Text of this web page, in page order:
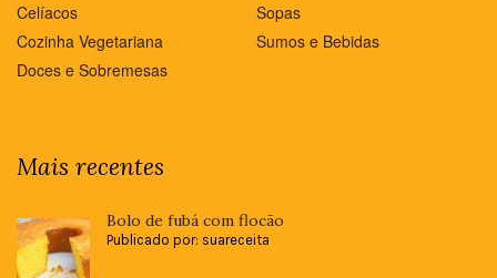
Celíacos
Cozinha Vegetariana
Doces e Sobremesas
Sopas
Sumos e Bebidas
Mais recentes
Bolo de fubá com flocão
Publicado por: suareceita